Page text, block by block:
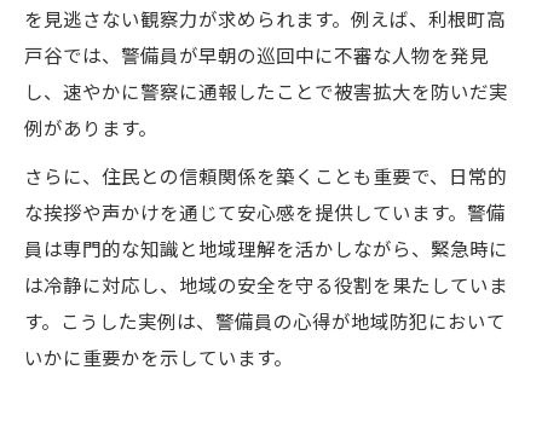
を見逃さない観察力が求められます。例えば、利根町高
戸谷では、警備員が早朝の巡回中に不審な人物を発見
し、速やかに警察に通報したことで被害拡大を防いだ実
例があります。
さらに、住民との信頼関係を築くことも重要で、日常的
な挨拶や声かけを通じて安心感を提供しています。警備
員は専門的な知識と地域理解を活かしながら、緊急時に
は冷静に対応し、地域の安全を守る役割を果たしていま
す。こうした実例は、警備員の心得が地域防犯において
いかに重要かを示しています。